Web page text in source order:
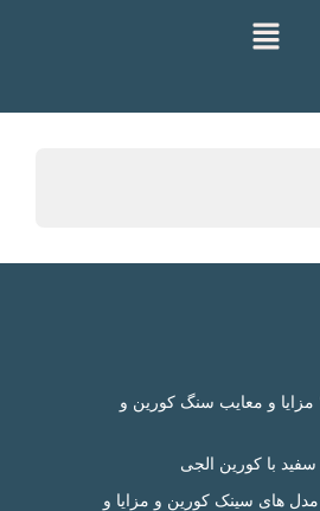
و معایب سنگ کورین و
با کورین الجی
مدل های سینک کورین و مزایا و